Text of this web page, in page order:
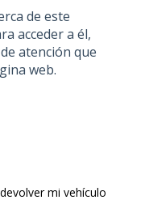
de este
acceder a él,
atención que
web.
mi vehículo